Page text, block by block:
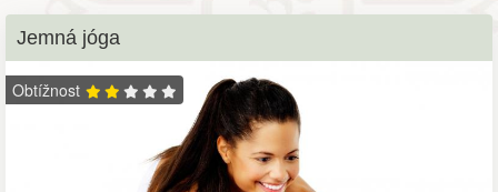
Jemná jóga
Obtížnost